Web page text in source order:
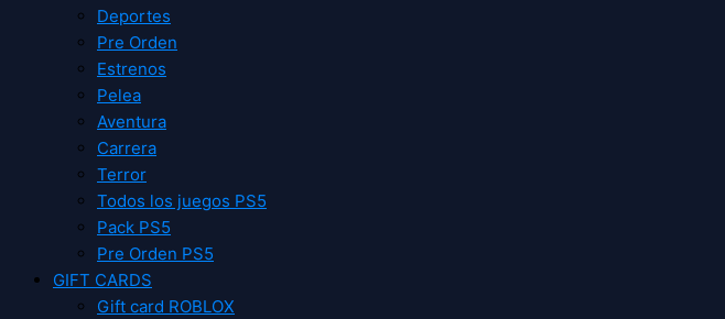
Deportes
Pre Orden
Estrenos
Pelea
Aventura
Carrera
Terror
Todos los juegos PS5
Pack PS5
Pre Orden PS5
GIFT CARDS
Gift card ROBLOX